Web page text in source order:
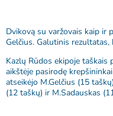
Dvikovą su varžovais kaip ir
Gelčius. Galutinis
Kazlų Rūdos ekipoje
aikštėje pasirodę
atseikėjo M.Gelčius (15
(12 taškų) ir M.Sadauskas